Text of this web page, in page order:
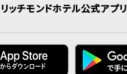
リッチモンドホテル公式アプリ